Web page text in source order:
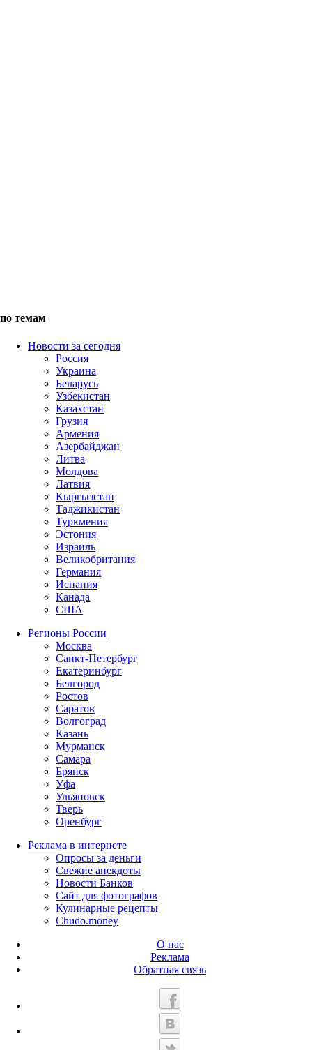
по темам
Новости за сегодня
Россия
Украина
Беларусь
Узбекистан
Казахстан
Грузия
Армения
Азербайджан
Литва
Молдова
Латвия
Кыргызстан
Таджикистан
Туркмения
Эстония
Израиль
Великобритания
Германия
Испания
Канада
США
Регионы России
Москва
Санкт-Петербург
Екатеринбург
Белгород
Ростов
Саратов
Волгоград
Казань
Мурманск
Самара
Брянск
Уфа
Ульяновск
Тверь
Оренбург
Реклама в интернете
Опросы за деньги
Свежие анекдоты
Новости Банков
Сайт для фотографов
Кулинарные рецепты
Chudo.money
О нас
Реклама
Обратная связь